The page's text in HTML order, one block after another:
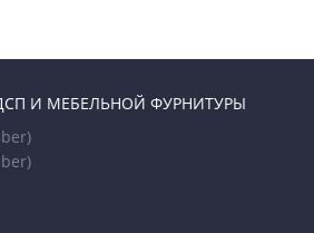
И МЕБЕЛЬНОЙ ФУРНИТУРЫ